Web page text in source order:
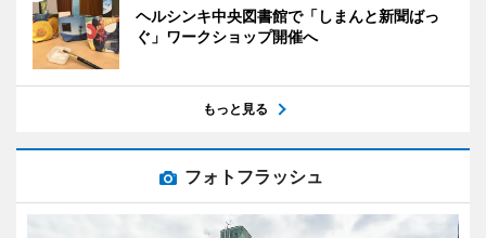
ヘルシンキ中央図書館で「しまんと新聞ばっ
ぐ」ワークショップ開催へ
もっと見る
フォトフラッシュ